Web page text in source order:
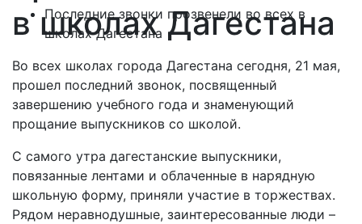
в школах Дагестана
Последние звонки прозвенели во всех в
школах Дагестана
Во всех школах города Дагестана сегодня, 21 мая,
прошел последний звонок, посвященный
завершению учебного года и знаменующий
прощание выпускников со школой.
С самого утра дагестанские выпускники,
повязанные лентами и облаченные в нарядную
школьную форму, приняли участие в торжествах.
Рядом неравнодушные, заинтересованные люди –